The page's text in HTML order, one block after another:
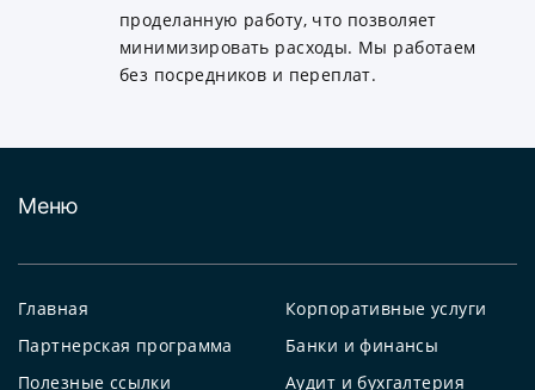
проделанную работу, что позволяет
минимизировать расходы. Мы работаем
без посредников и переплат.
Меню
Главная
Партнерская программа
Полезные ссылки
Корпоративные услуги
Банки и финансы
Аудит и бухгалтерия